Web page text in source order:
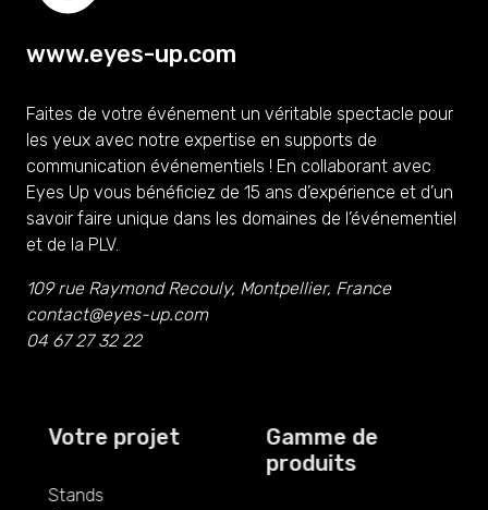
www.eyes-up.com
Faites de votre événement un véritable spectacle pour
les yeux avec notre expertise en supports de
communication événementiels ! En collaborant avec
Eyes Up vous bénéficiez de 15 ans d’expérience et d’un
savoir faire unique dans les domaines de l’événementiel
et de la PLV.
109 rue Raymond Recouly, Montpellier, France
contact@eyes-up.com
04 67 27 32 22
Votre projet
Stands
Gamme de
produits